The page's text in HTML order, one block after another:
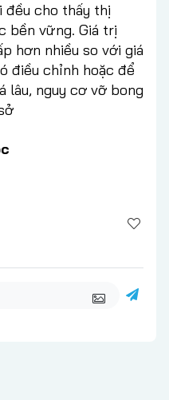
đều cho thấy thị
bền vững. Giá trị
hơn nhiều so với giá
điều chỉnh hoặc để
nguy cơ vỡ bong